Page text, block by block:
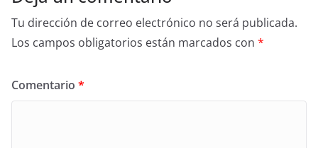
Tu dirección de correo electrónico no será publicada.
Los campos obligatorios están marcados con *
Comentario *